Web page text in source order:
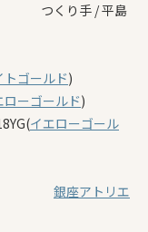
つくり手 / 平島
トゴールド)
ローゴールド)
イエローゴール
銀座アトリエ